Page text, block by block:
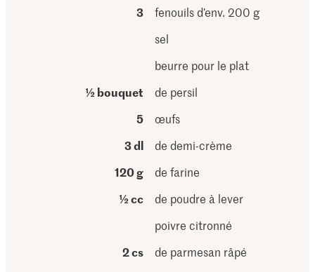
3
fenouils d’env. 200 g
sel
beurre pour le plat
½ bouquet
de persil
5
œufs
3 dl
de demi-crème
120 g
de farine
½ cc
de poudre à lever
poivre citronné
2 cs
de parmesan râpé